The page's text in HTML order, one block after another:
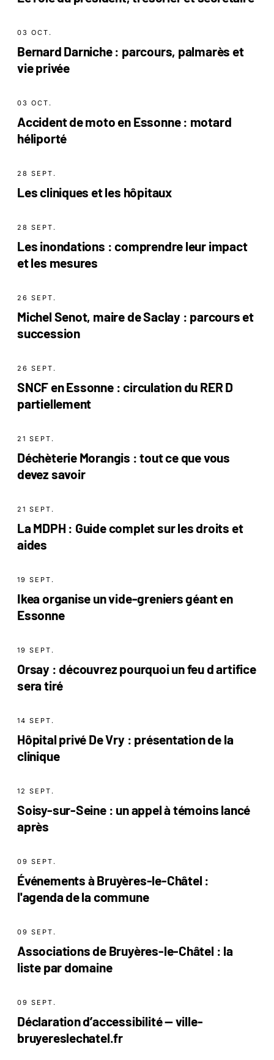
03 OCT.
Bernard Darniche : parcours, palmarès et
vie privée
03 OCT.
Accident de moto en Essonne : motard
héliporté
28 SEPT.
Les cliniques et les hôpitaux
28 SEPT.
Les inondations : comprendre leur impact
et les mesures
26 SEPT.
Michel Senot, maire de Saclay : parcours et
succession
26 SEPT.
SNCF en Essonne : circulation du RER D
partiellement
21 SEPT.
Déchèterie Morangis : tout ce que vous
devez savoir
21 SEPT.
La MDPH : Guide complet sur les droits et
aides
19 SEPT.
Ikea organise un vide-greniers géant en
Essonne
19 SEPT.
Orsay : découvrez pourquoi un feu d artifice
sera tiré
14 SEPT.
Hôpital privé De Vry : présentation de la
clinique
12 SEPT.
Soisy-sur-Seine : un appel à témoins lancé
après
09 SEPT.
Événements à Bruyères-le-Châtel :
l'agenda de la commune
09 SEPT.
Associations de Bruyères-le-Châtel : la
liste par domaine
09 SEPT.
Déclaration d’accessibilité — ville-
bruyereslechatel.fr